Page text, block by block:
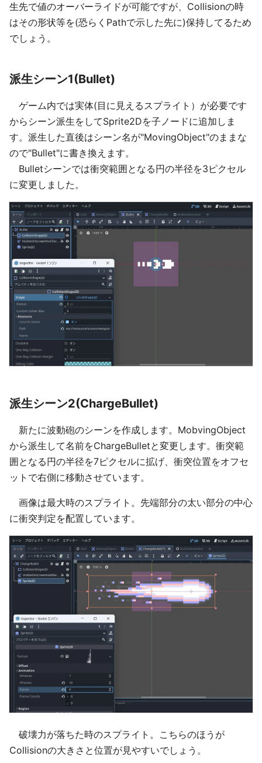
生先で値のオーバーライドが可能ですが、Collisionの時
はその形状等を(恐らくPathで示した先に)保持してるため
でしょう。
派生シーン1(Bullet)
ゲーム内では実体(目に見えるスプライト）が必要です
からシーン派生をしてSprite2Dを子ノードに追加しま
す。派生した直後はシーン名が"MovingObject"のままな
ので"Bullet"に書き換えます。
Bulletシーンでは衝突範囲となる円の半径を3ピクセル
に変更しました。
派生シーン2(ChargeBullet)
新たに波動砲のシーンを作成します。MobvingObject
から派生して名前をChargeBulletと変更します。衝突範
囲となる円の半径を7ピクセルに拡げ、衝突位置をオフセ
ットで右側に移動させています。
画像は最大時のスプライト。先端部分の太い部分の中心
に衝突判定を配置しています。
破壊力が落ちた時のスプライト。こちらのほうが
Collisionの大きさと位置が見やすいでしょう。